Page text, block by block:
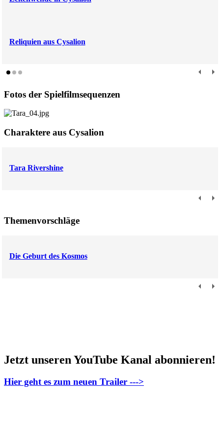
Reliquien aus Cysalion
Fotos der Spielfilmsequenzen
Charaktere aus Cysalion
Tara Rivershine
Themenvorschläge
Die Geburt des Kosmos
Jetzt unseren YouTube Kanal abonnieren!
Hier geht es zum neuen Trailer --->